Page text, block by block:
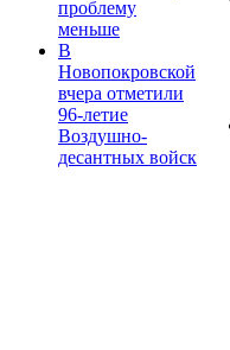
проблему
меньше
В
Новопокровской
вчера отметили
96-летие
Воздушно-
десантных войск